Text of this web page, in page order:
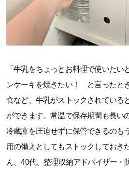
「牛乳をちょっとお料理で使いたい
ンケーキを焼きたい！ と言ったと
食など、牛乳がストックされている
ができます。常温で保存期間も長い
冷蔵庫を圧迫せずに保管できるのも
用の備えとしてもストックしておき
ん、40代、整理収納アドバイザー・